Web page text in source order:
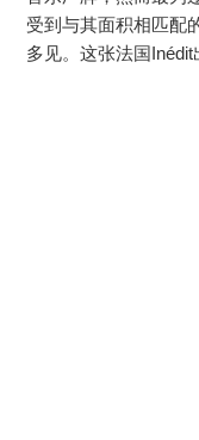
受到与其面积相匹配
多见。这张法国Inédit